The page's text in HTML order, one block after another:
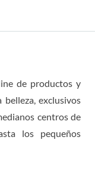
de productos y
exclusivos
centros de
los pequeños